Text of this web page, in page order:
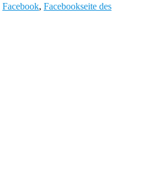
Facebook, Facebookseite des